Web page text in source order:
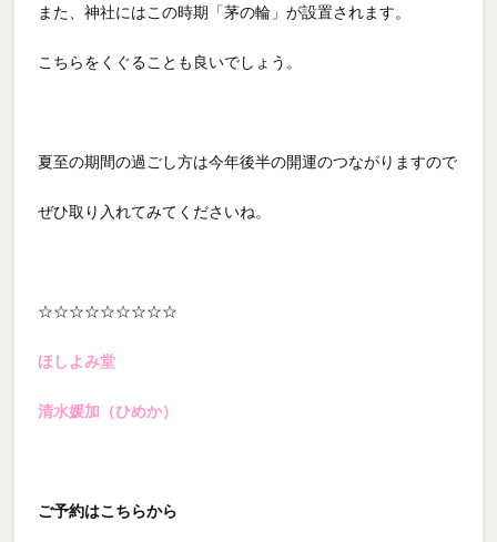
また、神社にはこの時期「茅の輪」が設置されます。
こちらをくぐることも良いでしょう。
夏至の期間の過ごし方は今年後半の開運のつながりますので
ぜひ取り入れてみてくださいね。
☆☆☆☆☆☆☆☆☆
ほしよみ堂
清水媛加（ひめか）
ご予約はこちらから